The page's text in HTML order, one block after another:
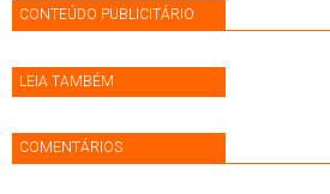
CONTEÚDO PUBLICITÁRIO
LEIA TAMBÉM
COMENTÁRIOS